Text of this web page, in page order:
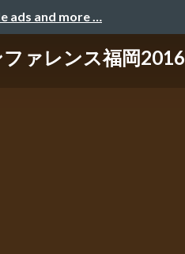
ads and more …
ァレンス福岡2016